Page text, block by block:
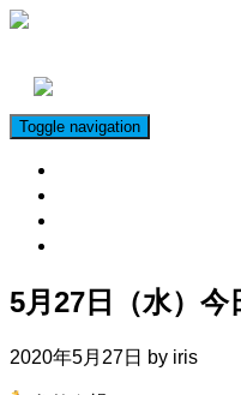
Toggle navigation
5月27日（水）今
2020年5月27日 by iris